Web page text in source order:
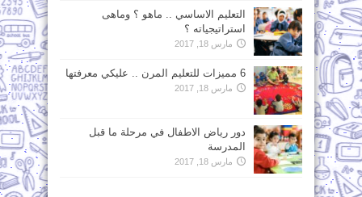
التعليم الاساسي .. ماهو ؟ وماهى
استراتيجياته ؟
مارس 18, 2017
6 مميزات للتعليم المرن .. عليكي معرفتها
مارس 18, 2017
دور رياض الاطفال في مرحلة ما قبل
المدرسة
مارس 18, 2017